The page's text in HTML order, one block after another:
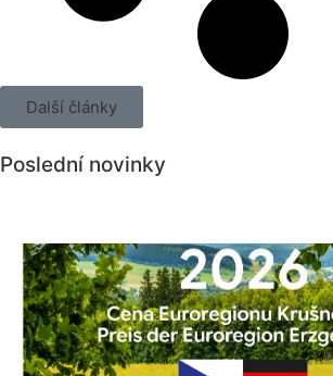
Další články
Poslední novinky